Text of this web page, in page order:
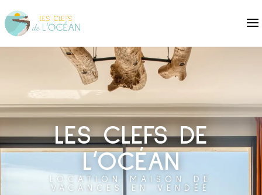
LES CLEFS DE
L’OCÉAN
LOCATION MAISON DE
VACANCES EN VENDÉE